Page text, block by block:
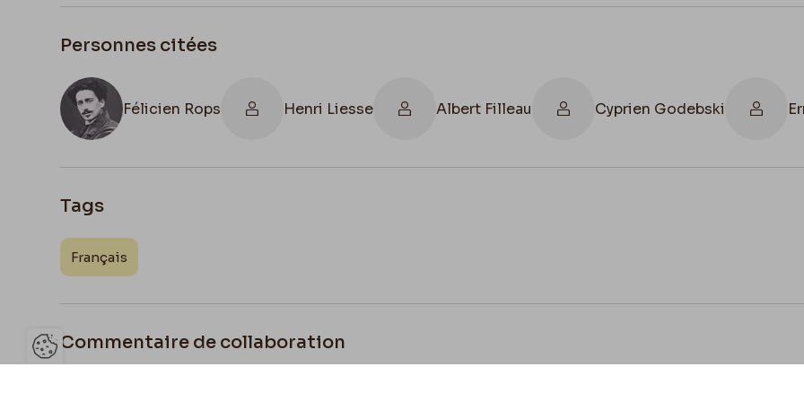
Personnes citées
Félicien Rops Henri Liesse Albert Filleau Cyprien Godebski
Tags
Français
Commentaire de collaboration
Ouvrir la barre de gestion des cookies